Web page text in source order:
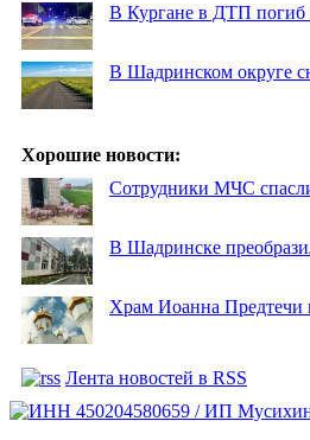
В Кургане в ДТП погиб
В Шадринском округе
Хорошие новости:
Сотрудники МЧС
В Шадринске
Храм Иоанна Предтечи
Лента новостей в RSS